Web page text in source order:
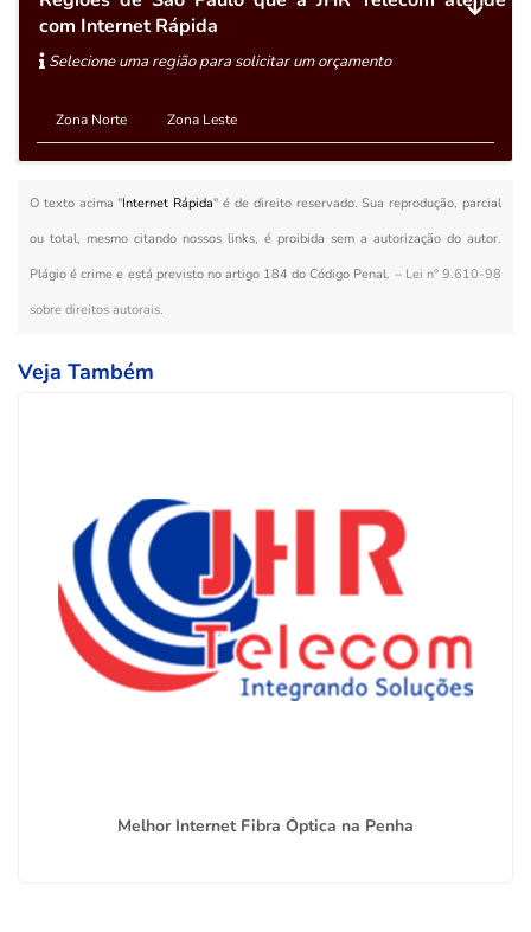
com Internet Rápida
Selecione uma região para solicitar um orçamento
Zona Norte Zona Leste
O texto acima "Internet Rápida" é de direito reservado. Sua reprodução, parcial
ou total, mesmo citando nossos links, é proibida sem a autorização do autor.
Plágio é crime e está previsto no artigo 184 do Código Penal. – Lei n° 9.610-98
sobre direitos autorais.
Veja Também
Melhor Internet Fibra Óptica na Penha